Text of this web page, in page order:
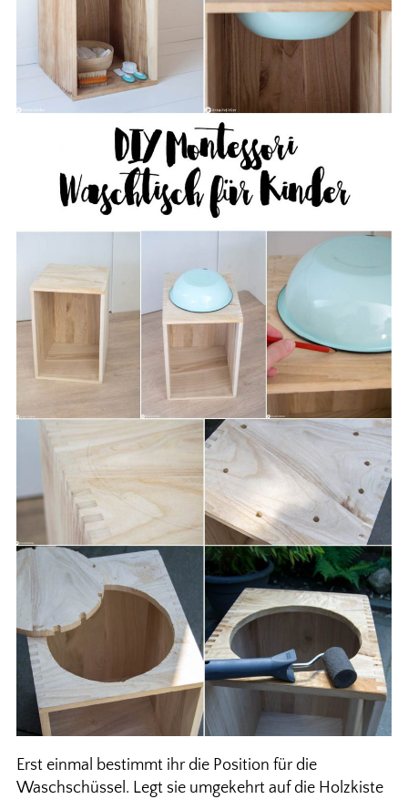
Erst einmal bestimmt ihr die Position für die
Waschschüssel. Legt sie umgekehrt auf die Holzkiste